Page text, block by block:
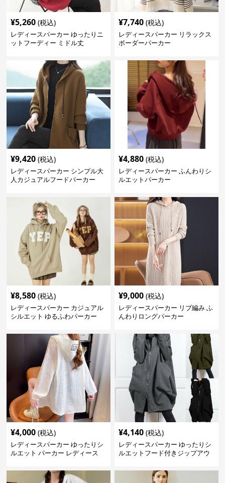
¥5,260 (税込)
レディースパーカー ゆったりニ
ットフーディー ミドル丈
¥7,740 (税込)
レディースパーカー リラックス
ボーダーパーカー
¥9,420 (税込)
レディースパーカー シンプル大
人カジュアルフードパーカー
¥4,880 (税込)
レディースパーカー ふんわりシ
ルエットパーカー
¥8,580 (税込)
レディースパーカー カジュアル
シルエット ゆるふわパーカー
¥9,000 (税込)
レディースパーカー リブ編み ふ
んわりロングパーカー
¥4,000 (税込)
レディースパーカー ゆったりシ
ルエット パーカー レディース
¥4,140 (税込)
レディースパーカー ゆったりシ
ルエットフード付きジップアウ